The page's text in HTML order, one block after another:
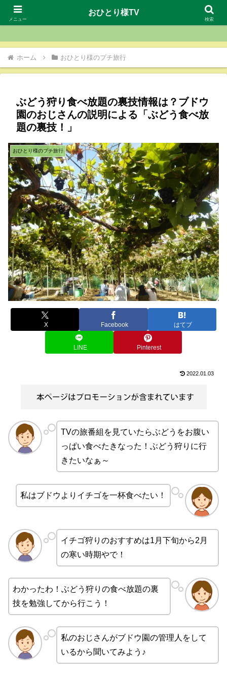
おひとり様TV
ホーム おひとり様のプチ旅行
ぶどう狩り食べ放題の裏技情報は？ブドウ
園のおじさんの説明による「ぶどう食べ放
題の裏技！」
おひとり様のプチ旅行
X Facebook はてブ
LINE Pinterest
2022.01.03
TVの旅番組を見ていたらぶどうをお腹い
っぱい食べたきなった！ぶどう狩りに行
きたいなぁ～
私はブドウよりイチゴを一杯食べたい！
イチゴ狩りのおすすめは1月下旬から2月
の寒い時期やで！
わかったわ！ぶどう狩りの食べ放題の裏
技を勉強してから行こう！
私のおじさんがブドウ園の管理人をして
いるから聞いてみよう♪
メニュー
おひとり様TV
検索